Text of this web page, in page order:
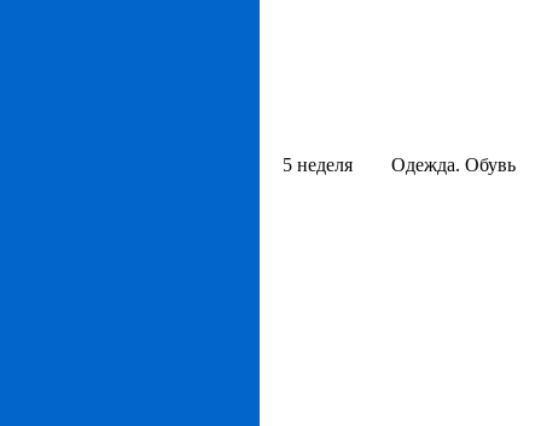
5 неделя Одежда. Обувь